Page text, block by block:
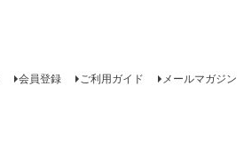
会員登録 ご利用ガイド メールマガジン